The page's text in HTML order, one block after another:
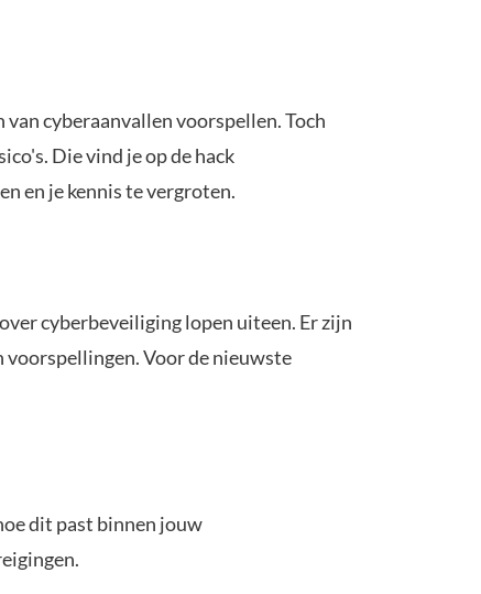
cyberaanvallen voorspellen. Toch
Die vind je op de hack
en je kennis te vergroten.
cyberbeveiliging lopen uiteen. Er zijn
Voor de nieuwste
dit past binnen jouw